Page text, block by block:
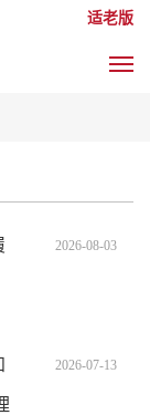
适老版
2026-08-03
2026-07-13